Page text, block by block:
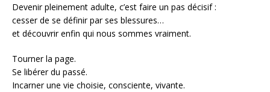
Devenir pleinement adulte, c’est faire un pas décisif :
cesser de se définir par ses blessures…
et découvrir enfin qui nous sommes vraiment.
Tourner la page.
Se libérer du passé.
Incarner une vie choisie, consciente, vivante.